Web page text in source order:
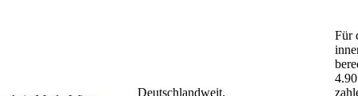
Deutschlandweit.
Für